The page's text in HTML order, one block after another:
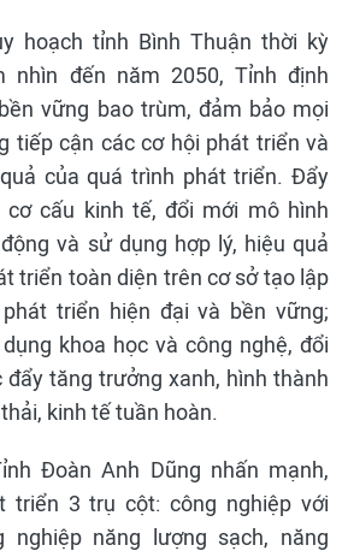
hoạch tỉnh Bình Thuận thời kỳ
nhìn đến năm 2050, Tỉnh định
vững bao trùm, đảm bảo mọi
tiếp cận các cơ hội phát triển và
của quá trình phát triển. Đẩy
cơ cấu kinh tế, đổi mới mô hình
và sử dụng hợp lý, hiệu quả
triển toàn diện trên cơ sở tạo lập
triển hiện đại và bền vững;
khoa học và công nghệ, đổi
tăng trưởng xanh, hình thành
kinh tế tuần hoàn.
Đoàn Anh Dũng nhấn mạnh,
triển 3 trụ cột: công nghiệp với
nghiệp năng lượng sạch, năng